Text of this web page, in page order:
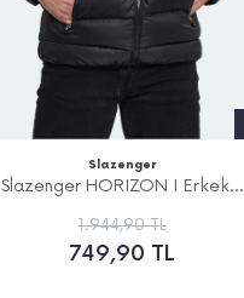
Slazenger
Slazenger HORIZON I Erkek...
1.944,90 TL
749,90 TL